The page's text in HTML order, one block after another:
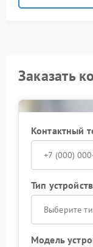
Заказать
Контактный
Тип
Выберите
Модель